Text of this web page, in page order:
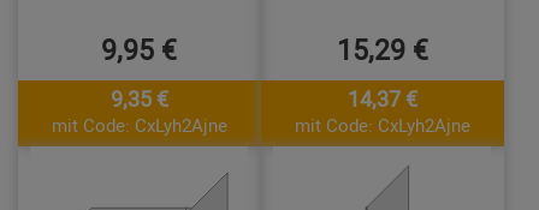
9,95 €
9,35 €
mit Code: CxLyh2Ajne
15,29 €
14,37 €
mit Code: CxLyh2Ajne